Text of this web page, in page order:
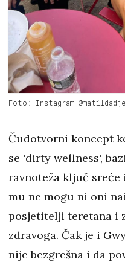
Foto: Instagram
Čudotvorni koncept
se 'dirty wellness',
ravnoteža ključ
mu ne mogu ni oni
posjetitelji teretana i
zdravoga. Čak je i
nije bezgrešna i da